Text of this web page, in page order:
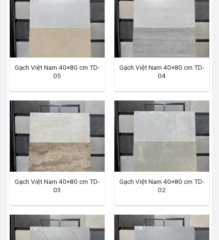
Gạch Việt Nam 40×80 cm TD-
05
Gạch Việt Nam 40×80 cm TD-
04
Gạch Việt Nam 40×80 cm TD-
03
Gạch Việt Nam 40×80 cm TD-
02